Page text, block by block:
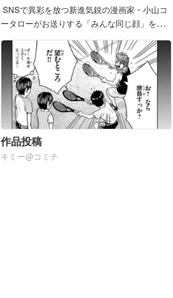
SNSで異彩を放つ新進気鋭の漫画家・小山コ
ータローがお送りする「みんな同じ顔」を持
シュール4コマに食らいつけ！ &...
作品投稿
キミー@コミチ